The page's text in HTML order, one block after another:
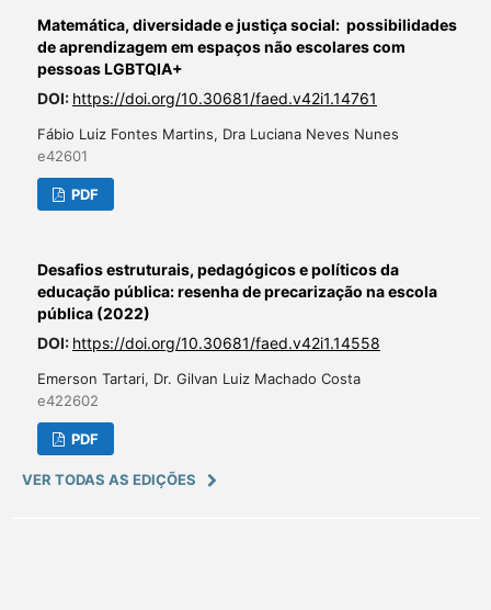
Matemática, diversidade e justiça social: possibilidades
de aprendizagem em espaços não escolares com
pessoas LGBTQIA+
DOI: https://doi.org/10.30681/faed.v42i1.14761
Fábio Luiz Fontes Martins, Dra Luciana Neves Nunes
e42601
PDF
Desafios estruturais, pedagógicos e políticos da
educação pública: resenha de precarização na escola
pública (2022)
DOI: https://doi.org/10.30681/faed.v42i1.14558
Emerson Tartari, Dr. Gilvan Luiz Machado Costa
e422602
PDF
VER TODAS AS EDIÇÕES